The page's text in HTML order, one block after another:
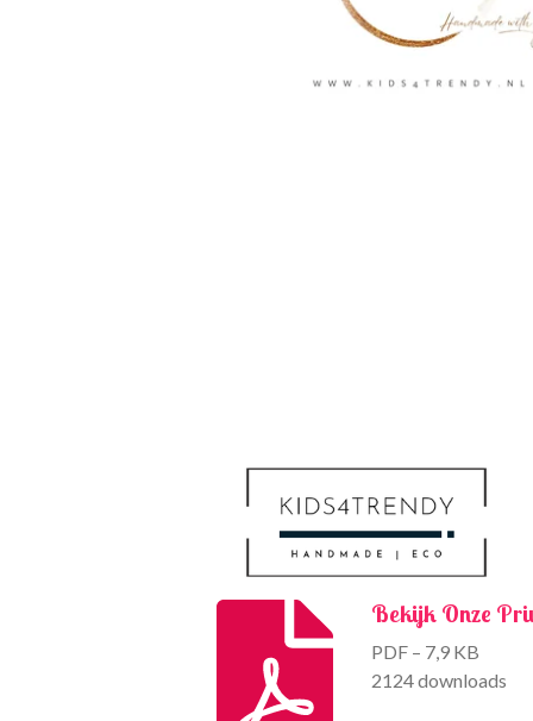
Bekijk Onze
PDF – 7,9 KB
2124 downloads